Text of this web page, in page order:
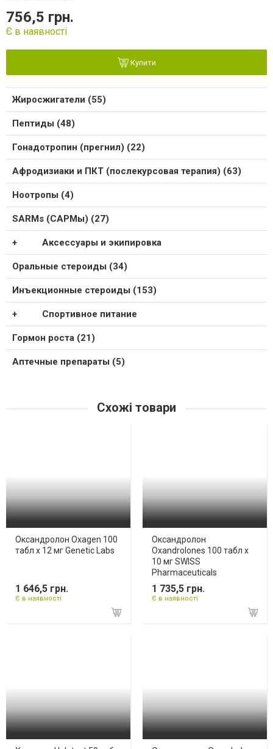
756,5 грн.
Є в наявності
Купити
Жиросжигатели (55)
Пептиды (48)
Гонадотропин (прегнил) (22)
Афродизиаки и ПКТ (послекурсовая терапия) (63)
Ноотропы (4)
SARMs (САРМы) (27)
Аксессуары и экипировка
Оральные стероиды (34)
Инъекционные стероиды (153)
Спортивное питание
Гормон роста (21)
Аптечные препараты (5)
Схожі товари
Оксандролон Oxagen 100
табл х 12 мг Genetic Labs
1 646,5 грн.
Є в наявності
Оксандролон
Oxandrolones 100 табл х
10 мг SWISS
Pharmaceuticals
1 735,5 грн.
Є в наявності